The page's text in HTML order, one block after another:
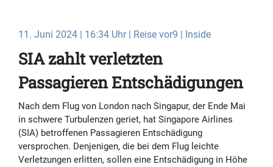
11. Juni 2024 | 16:34 Uhr | Reise vor9 | Inside
SIA zahlt verletzten
Passagieren Entschädigungen
Nach dem Flug von London nach Singapur, der Ende Mai
in schwere Turbulenzen geriet, hat Singapore Airlines
(SIA) betroffenen Passagieren Entschädigung
versprochen. Denjenigen, die bei dem Flug leichte
Verletzungen erlitten, sollen eine Entschädigung in Höhe